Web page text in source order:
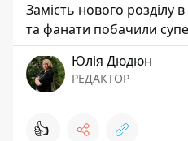
Замість нового розділу в
та фанати побачили
Юлія Дюдюн
РЕДАКТОР
👍